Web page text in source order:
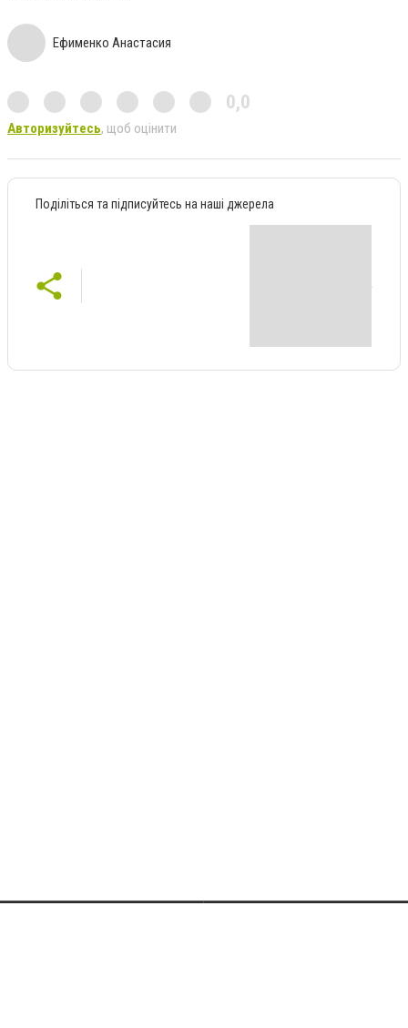
Ефименко Анастасия
0,0
Авторизуйтесь, щоб оцінити
Поділіться та підписуйтесь на наші джерела